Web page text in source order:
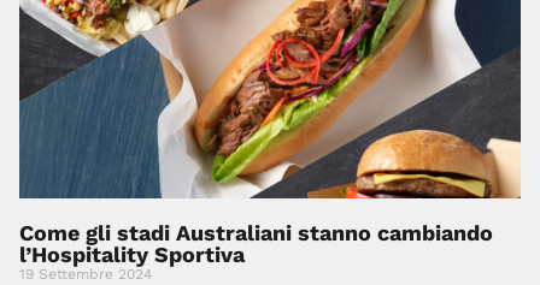
Come gli stadi Australiani stanno cambiando
l’Hospitality Sportiva
19 Settembre 2024